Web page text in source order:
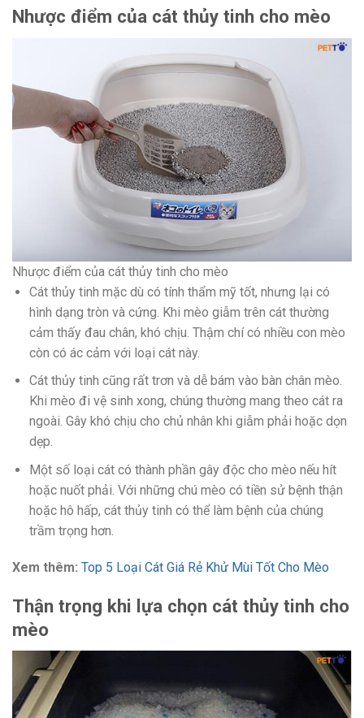
Nhược điểm của cát thủy tinh cho mèo
Nhược điểm của cát thủy tinh cho mèo
Cát thủy tinh mặc dù có tính thẩm mỹ tốt, nhưng lại có
hình dạng tròn và cứng. Khi mèo giẫm trên cát thường
cảm thấy đau chân, khó chịu. Thậm chí có nhiều con mèo
còn có ác cảm với loại cát này.
Cát thủy tinh cũng rất trơn và dễ bám vào bàn chân mèo.
Khi mèo đi vệ sinh xong, chúng thường mang theo cát ra
ngoài. Gây khó chịu cho chủ nhân khi giẫm phải hoặc dọn
dẹp.
Một số loại cát có thành phần gây độc cho mèo nếu hít
hoặc nuốt phải. Với những chú mèo có tiền sử bệnh thận
hoặc hô hấp, cát thủy tinh có thể làm bệnh của chúng
trầm trọng hơn.
Xem thêm: Top 5 Loại Cát Giá Rẻ Khử Mùi Tốt Cho Mèo
Thận trọng khi lựa chọn cát thủy tinh cho
mèo